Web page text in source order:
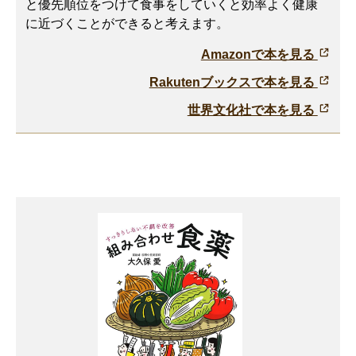
と優先順位をつけて食事をしていくと効率よく健康
に近づくことができると考えます。
Amazonで本を見る
Rakutenブックスで本を見る
世界文化社で本を見る